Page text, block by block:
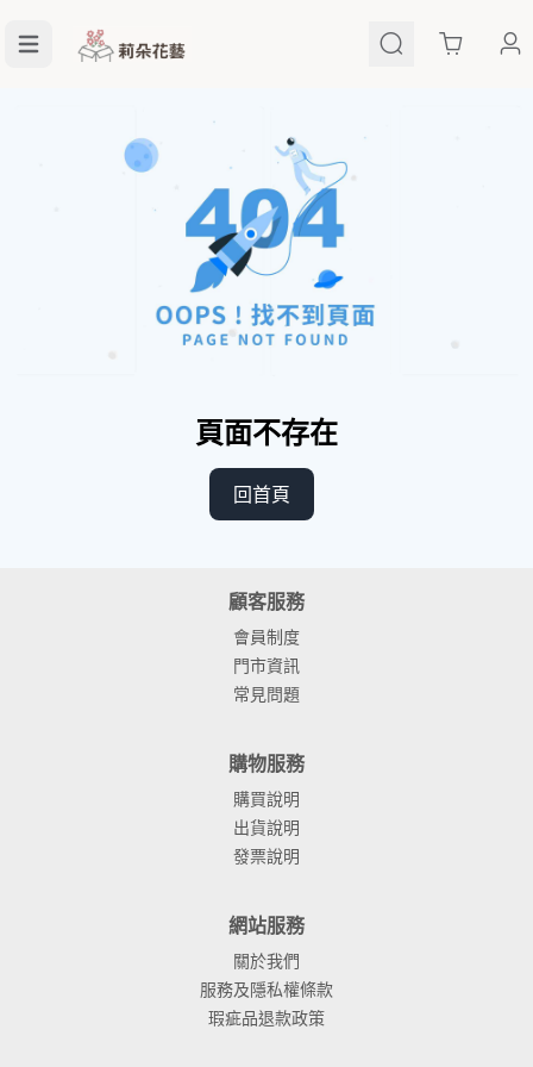
Cart
頁面不存在
回首頁
顧客服務
會員制度
門市資訊
常見問題
購物服務
購買說明
出貨說明
發票說明
網站服務
關於我們
服務及隱私權條款
瑕疵品退款政策